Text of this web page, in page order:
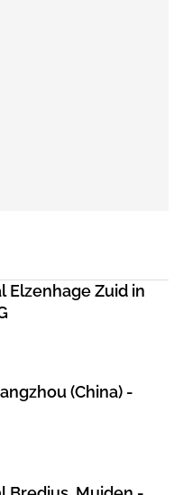
Elzenhage Zuid in
(China) -